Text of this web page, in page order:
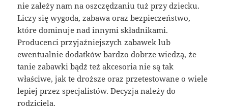
nie zależy nam na oszczędzaniu tuż przy dziecku.
Liczy się wygoda, zabawa oraz bezpieczeństwo,
które dominuje nad innymi składnikami.
Producenci przyjaźniejszych zabawek lub
ewentualnie dodatków bardzo dobrze wiedzą, że
tanie zabawki bądź też akcesoria nie są tak
właściwe, jak te droższe oraz przetestowane o wiele
lepiej przez specjalistów. Decyzja należy do
rodziciela.